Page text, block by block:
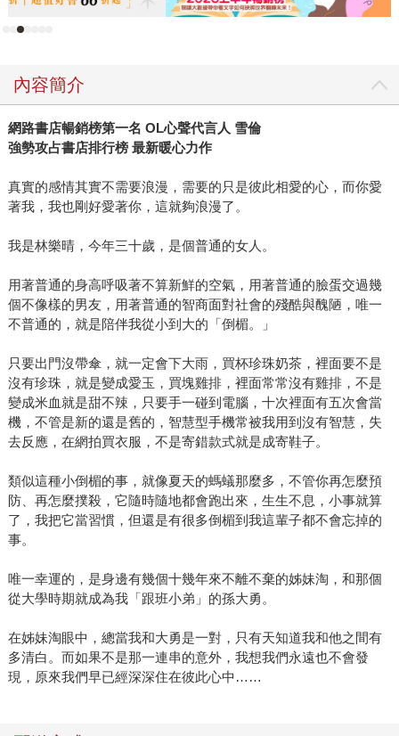
內容簡介
網路書店暢銷榜第一名 OL心聲代言人 雪倫
強勢攻占書店排行榜 最新暖心力作
真實的感情其實不需要浪漫，需要的只是彼此相愛的心，而你愛
著我，我也剛好愛著你，這就夠浪漫了。
我是林樂晴，今年三十歲，是個普通的女人。
用著普通的身高呼吸著不算新鮮的空氣，用著普通的臉蛋交過幾
個不像樣的男友，用著普通的智商面對社會的殘酷與醜陋，唯一
不普通的，就是陪伴我從小到大的「倒楣。」
只要出門沒帶傘，就一定會下大雨，買杯珍珠奶茶，裡面要不是
沒有珍珠，就是變成愛玉，買塊雞排，裡面常常沒有雞排，不是
變成米血就是甜不辣，只要手一碰到電腦，十次裡面有五次會當
機，不管是新的還是舊的，智慧型手機常被我用到沒有智慧，失
去反應，在網拍買衣服，不是寄錯款式就是成寄鞋子。
類似這種小倒楣的事，就像夏天的螞蟻那麼多，不管你再怎麼預
防、再怎麼撲殺，它隨時隨地都會跑出來，生生不息，小事就算
了，我把它當習慣，但還是有很多倒楣到我這輩子都不會忘掉的
事。
唯一幸運的，是身邊有幾個十幾年來不離不棄的姊妹淘，和那個
從大學時期就成為我「跟班小弟」的孫大勇。
在姊妹淘眼中，總當我和大勇是一對，只有天知道我和他之間有
多清白。而如果不是那一連串的意外，我想我們永遠也不會發
現，原來我們早已經深深住在彼此心中……